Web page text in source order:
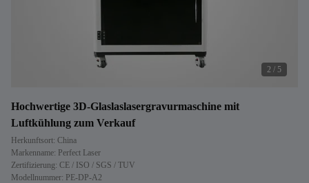
2 / 5
Hochwertige 3D-Glaslaslasergravurmaschine mit
Luftkühlung zum Verkauf
Herkunftsort: China
Markenname: Perfect Laser
Zertifizierung: CE / ISO / SGS / TUV
Modellnummer: PE-DP-A2